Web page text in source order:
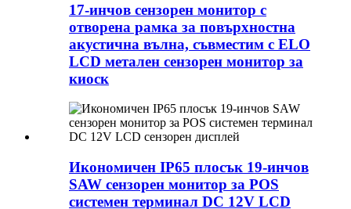
17-инчов сензорен монитор с
отворена рамка за повърхностна
акустична вълна, съвместим с ELO
LCD метален сензорен монитор за
киоск
Икономичен IP65 плосък 19-инчов
SAW сензорен монитор за POS
системен терминал DC 12V LCD